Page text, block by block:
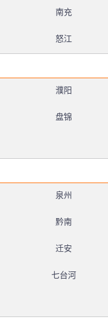
南充
怒江
濮阳
盘锦
泉州
黔南
迁安
七台河